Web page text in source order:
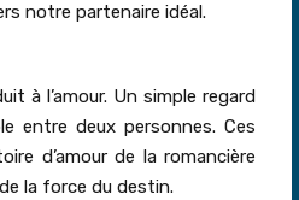
notre partenaire idéal.
à l’amour. Un simple regard
entre deux personnes. Ces
d’amour de la romancière
la force du destin.